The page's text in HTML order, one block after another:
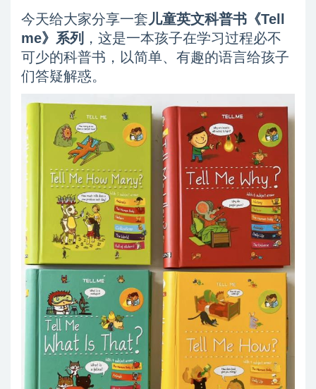
今天给大家分享一套 儿童英文科普书《Tell
me》系列 ，这是一本孩子在学习过程必不
可少的科普书，以简单、有趣的语言给孩子
们答疑解惑。